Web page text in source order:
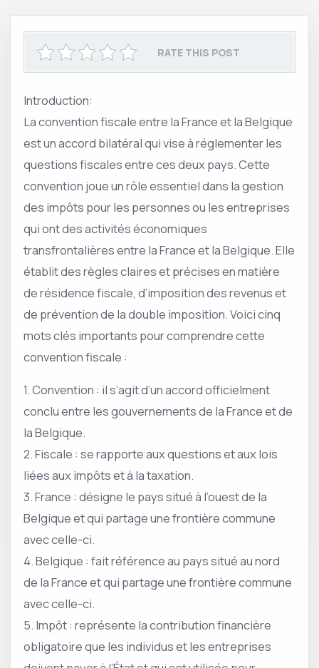
RATE THIS POST
Introduction:
La convention fiscale entre la France et la Belgique
est un accord bilatéral qui vise à réglementer les
questions fiscales entre ces deux pays. Cette
convention joue un rôle essentiel dans la gestion
des impôts pour les personnes ou les entreprises
qui ont des activités économiques
transfrontalières entre la France et la Belgique. Elle
établit des règles claires et précises en matière
de résidence fiscale, d’imposition des revenus et
de prévention de la double imposition. Voici cinq
mots clés importants pour comprendre cette
convention fiscale :
1. Convention : il s’agit d’un accord officielment
conclu entre les gouvernements de la France et de
la Belgique.
2. Fiscale : se rapporte aux questions et aux lois
liées aux impôts et à la taxation.
3. France : désigne le pays situé à l’ouest de la
Belgique et qui partage une frontière commune
avec celle-ci.
4. Belgique : fait référence au pays situé au nord
de la France et qui partage une frontière commune
avec celle-ci.
5. Impôt : représente la contribution financière
obligatoire que les individus et les entreprises